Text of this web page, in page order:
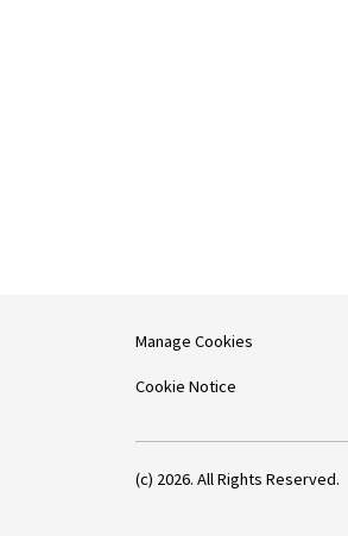
Manage Cookies
Cookie Notice
(c) 2026. All Rights Reserved.